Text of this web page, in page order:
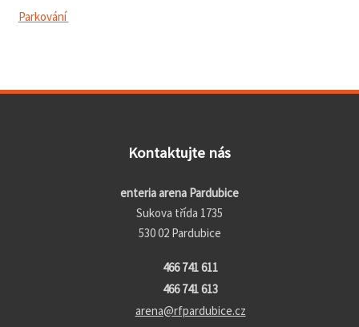
Parkování
Kontaktujte nás
enteria arena Pardubice
Sukova třída 1735
530 02 Pardubice
466 741 611
466 741 613
arena@rfpardubice.cz